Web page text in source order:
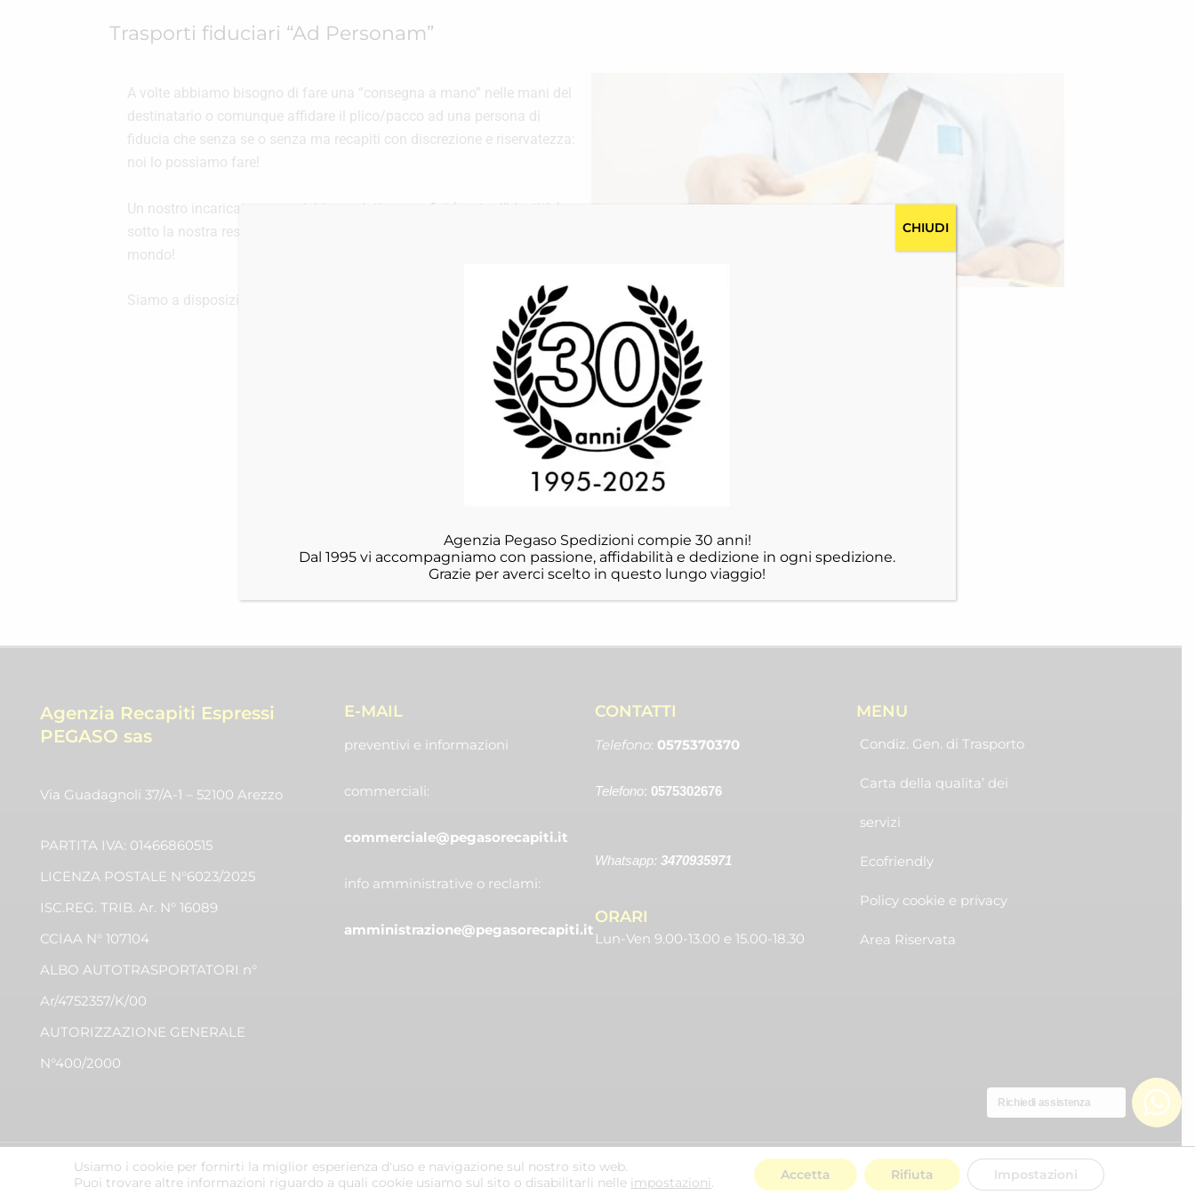
Trasporti fiduciari “Ad Personam”
A volte abbiamo bisogno di fare una “consegna a mano” nelle mani del
destinatario o comunque affidare il plico/pacco ad una persona di
fiducia che senza se o senza ma recapiti con discrezione e riservatezza:
noi lo possiamo fare!
Un nostro incaricato, comunichiamo dati anagrafici ( carta d’identità ), e
sotto la nostra responsabilità, consegnerà a mano in ogni parte del
mondo!
Siamo a disposizione per un preventivo!
Agenzia Recapiti Espressi
PEGASO sas
Via Guadagnoli 37/A-1 – 52100 Arezzo
PARTITA IVA: 01466860515
LICENZA POSTALE N°6023/2025
ISC.REG. TRIB. Ar. N° 16089
CCIAA N° 107104
ALBO AUTOTRASPORTATORI n°
Ar/4752357/K/00
AUTORIZZAZIONE GENERALE
N°400/2000
E-MAIL
preventivi e informazioni
commerciali:
commerciale@pegasorecapiti.it
info amministrative o reclami:
amministrazione@pegasorecapiti.it
CONTATTI
Telefono: 0575370370
Telefono: 0575302676
Whatsapp:3470935971
ORARI
Lun-Ven 9.00-13.00 e 15.00-18.30
MENU
Condiz. Gen. di Trasporto
Carta della qualita’ dei
servizi
Ecofriendly
Policy cookie e privacy
Area Riservata
Copyright ©2025PEGASO Tutti i diritti riservati. | Powered by QOOBO
Agenzia Pegaso Spedizioni compie 30 anni!
Dal 1995 vi accompagniamo con passione, affidabilità e dedizione in ogni spedizione.
Grazie per averci scelto in questo lungo viaggio!
CHIUDI
Usiamo i cookie per fornirti la miglior esperienza d'uso e navigazione sul nostro sito web.
Puoi trovare altre informazioni riguardo a quali cookie usiamo sul sito o disabilitarli nelle impostazioni. Accetta Rifiuta Impostazioni
Richiedi assistenza